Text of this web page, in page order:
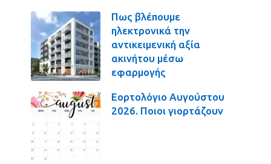
Πως βλέπουμε
ηλεκτρονικά την
αντικειμενική αξία
ακινήτου μέσω
εφαρμογής
Εορτολόγιο Αυγούστου
2026. Ποιοι γιορτάζουν